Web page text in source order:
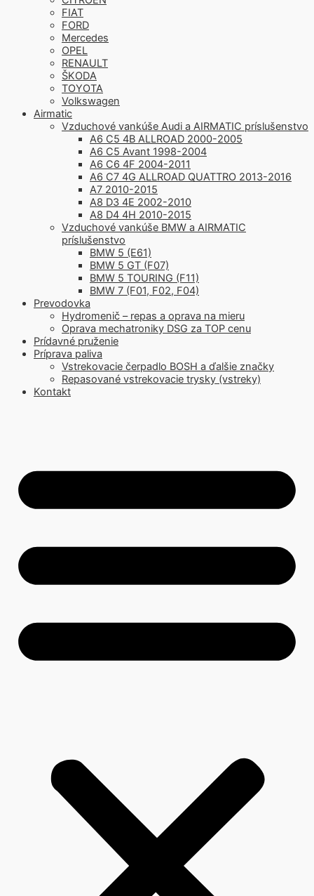
FIAT
FORD
Mercedes
OPEL
RENAULT
ŠKODA
TOYOTA
Volkswagen
Airmatic
Vzduchové vankúše Audi a AIRMATIC príslušenstvo
A6 C5 4B ALLROAD 2000-2005
A6 C5 Avant 1998-2004
A6 C6 4F 2004-2011
A6 C7 4G ALLROAD QUATTRO 2013-2016
A7 2010-2015
A8 D3 4E 2002-2010
A8 D4 4H 2010-2015
Vzduchové vankúše BMW a AIRMATIC
príslušenstvo
BMW 5 (E61)
BMW 5 GT (F07)
BMW 5 TOURING (F11)
BMW 7 (F01, F02, F04)
Prevodovka
Hydromenič – repas a oprava na mieru
Oprava mechatroniky DSG za TOP cenu
Prídavné pruženie
Príprava paliva
Vstrekovacie čerpadlo BOSH a ďalšie značky
Repasované vstrekovacie trysky (vstreky)
Kontakt